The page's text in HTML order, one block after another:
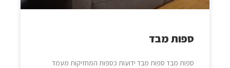
ספות מבד
ספות מבד ספות מבד ידועות כספות המחזיקות מעמד